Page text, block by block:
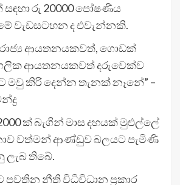
රු 20000 පෝෂණීය
වැඩසටහන ද එවැන්නකි.
රාජ්‍ය ආයතනයකවත්, ගොඩක්
ආයතනයකවත් දරුවෙක්ව
මවු කිරි දෙන්න තැනක් නෑනේ” –
ක් බැගින් මාස දහයක් මුළුල්ලේ
වත්මන් ආණ්ඩුව බලයට පැමිණි
තිබේ.
පවතින නීති විධිවිධාන ප්‍රකාර